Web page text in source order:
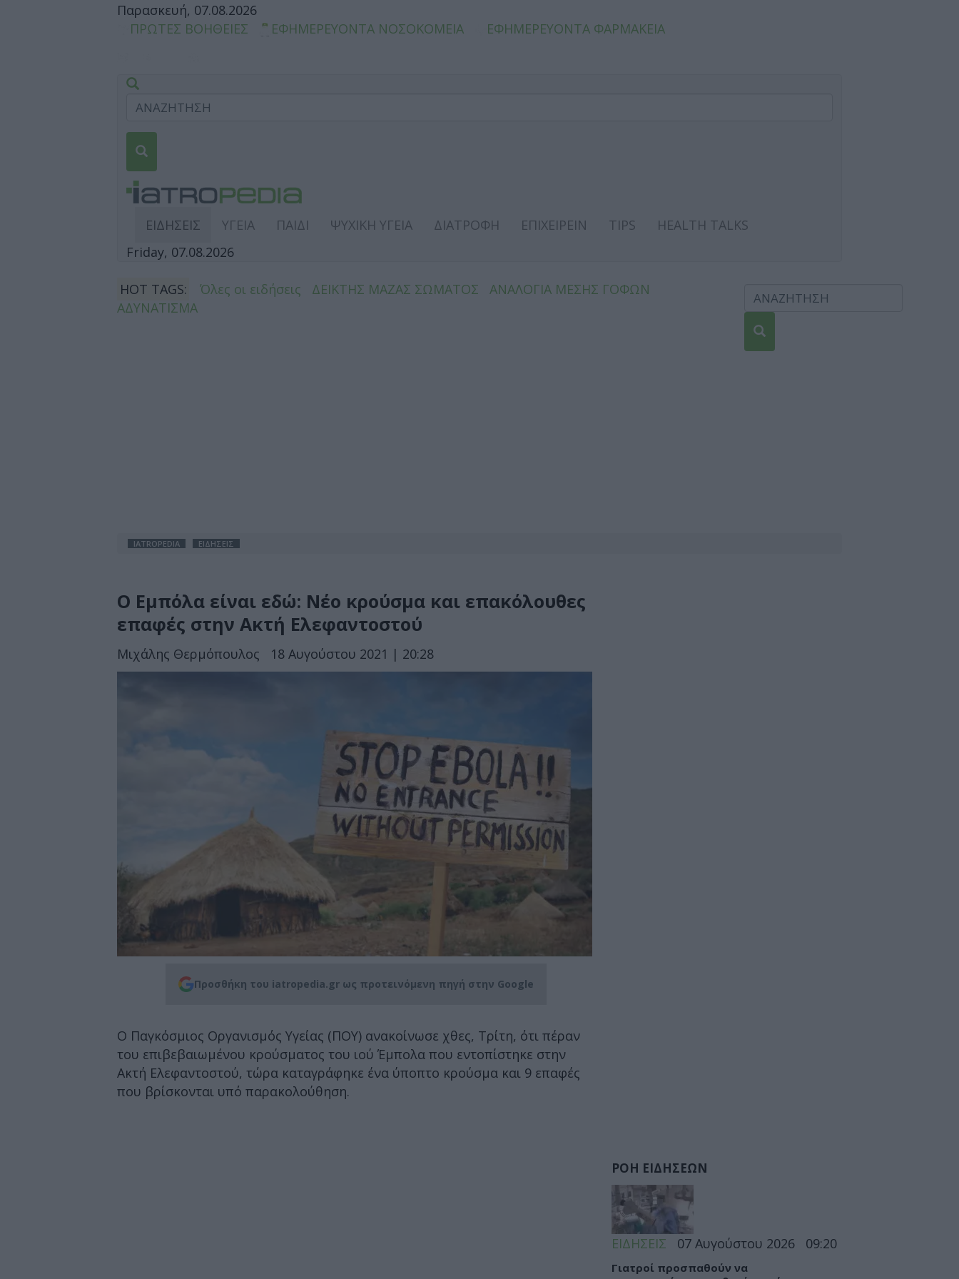
Παρασκευή, 07.08.2026
ΠΡΩΤΕΣ ΒΟΗΘΕΙΕΣ
ΕΦΗΜΕΡΕΥΟΝΤΑ ΝΟΣΟΚΟΜΕΙΑ ΕΦΗΜΕΡΕΥΟΝΤΑ ΦΑΡΜΑΚΕΙΑ
ΕΙΔΗΣΕΙΣ ΥΓΕΙΑ ΠΑΙΔΙ ΨΥΧΙΚΗ ΥΓΕΙΑ ΔΙΑΤΡΟΦΗ ΕΠΙΧΕΙΡΕΙΝ TIPS
HEALTH TALKS
Friday, 07.08.2026
HOT TAGS: Όλες οι ειδήσεις ΔΕΙΚΤΗΣ ΜΑΖΑΣ ΣΩΜΑΤΟΣ
ΑΝΑΛΟΓΙΑ ΜΕΣΗΣ ΓΟΦΩΝ
ΑΔΥΝΑΤΙΣΜΑ
IATROPEDIA ΕΙΔΗΣΕΙΣ
Ο Εμπόλα είναι εδώ: Νέο κρούσμα και επακόλουθες
επαφές στην Ακτή Ελεφαντοστού
Μιχάλης Θερμόπουλος 18 Αυγούστου 2021 | 20:28
Προσθήκη του iatropedia.gr ως προτεινόμενη πηγή στην Google
Ο Παγκόσμιος Οργανισμός Υγείας (ΠΟΥ) ανακοίνωσε χθες, Τρίτη, ότι πέραν
του επιβεβαιωμένου κρούσματος του ιού Έμπολα που εντοπίστηκε στην
Ακτή Ελεφαντοστού, τώρα καταγράφηκε ένα ύποπτο κρούσμα και 9 επαφές
που βρίσκονται υπό παρακολούθηση.
ΡΟΗ ΕΙΔΗΣΕΩΝ
ΕΙΔΗΣΕΙΣ 07 Αυγούστου 2026 09:20
Γιατροί προσπαθούν να